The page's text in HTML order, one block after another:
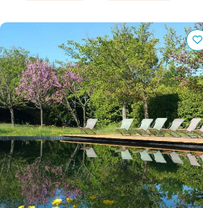
Pierres de Soleil, l'insolite au rythme
du vivant